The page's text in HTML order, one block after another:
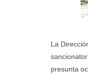
La
presunta